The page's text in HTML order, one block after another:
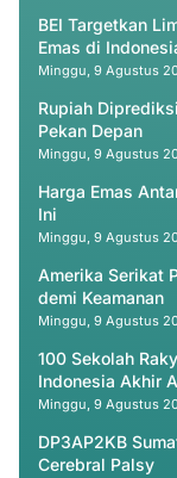
BEI Targetkan
Emas di
Minggu, 9 Agustus
Rupiah
Pekan Depan
Minggu, 9 Agustus
Harga Emas
Ini
Minggu, 9 Agustus
Amerika Serikat
demi Keamanan
Minggu, 9 Agustus
100 Sekolah
Indonesia Akhir
Minggu, 9 Agustus
DP3AP2KB
Cerebral Palsy